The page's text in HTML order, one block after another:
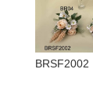
BRSF2002